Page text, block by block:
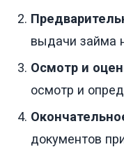
выдачи займа
Осмотр и
осмотр и
документов